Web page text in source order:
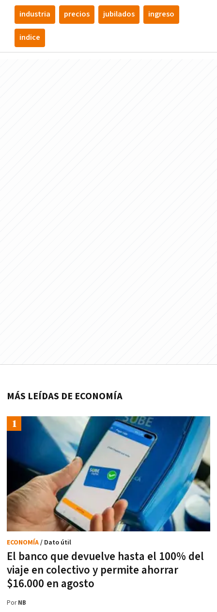
industria precios jubilados ingreso
indice
MÁS LEÍDAS DE ECONOMÍA
El banco que devuelve hasta el 100% del
viaje en colectivo y permite ahorrar
$16.000 en agosto
ECONOMÍA/ Dato útil
PorNB